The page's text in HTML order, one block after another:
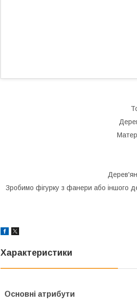
Зробимо фігурку з фанери або іншого
Характеристики
Основні атрибути